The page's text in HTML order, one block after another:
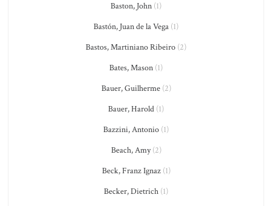
Baston, John (1)
Bastón, Juan de la Vega (1)
Bastos, Martiniano Ribeiro (2)
Bates, Mason (1)
Bauer, Guilherme(2)
Bauer, Harold (1)
Bazzini, Antonio (1)
Beach, Amy(2)
Beck, Franz Ignaz(1)
Becker, Dietrich (1)